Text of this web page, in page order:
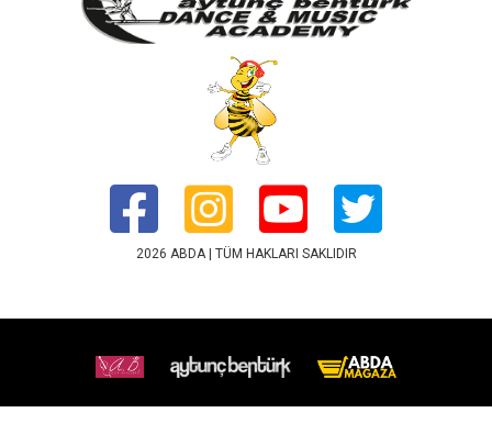
2026 ABDA | TÜM HAKLARI SAKLIDIR